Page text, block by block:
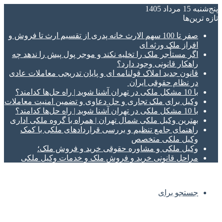
پنج‌شنبه 15 مرداد 1405
تازه‌ ترین‌ها
صفر تا 100 سهم الارث خانه پدری از تقسیم ارث تا فروش و
افراز ملک ورثه ای
اگر مستأجر ملک را تخلیه نکند و موجر پول پیش را ندهد چه
راهکار قانونی وجود دارد؟
قانون جدید املاک قولنامه ای و پایان تدریجی معاملات عادی
در نظام حقوقی ایران
با 10 مشکل ملکی در تهران آشنا شوید | راه حل‌ها کدامند؟
وکیل برای ملک تجاری و حل دعاوی و تضمین امنیت معاملات
با 10 مشکل ملکی در تهران آشنا شوید | راه حل‌ها کدامند؟
بهترین وکیل ملکی شمال تهران | همراه با گروه ملکی اداری
راهنمای جامع تنظیم و بررسی قراردادهای ملکی با کمک
وکیل ملکی متخصص
وکیل ملکی و مشاوره حقوقی خرید و فروش ملک؛
مراحل قانونی خرید و فروش ملک و خدمات وکیل ملکی
جستجو برای